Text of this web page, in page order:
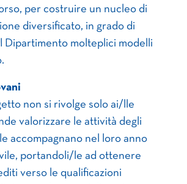
per costruire un nucleo di
diversificato, in grado di
Dipartimento molteplici modelli
non si rivolge solo ai/lle
valorizzare le attività degli
accompagnano nel loro anno
portandoli/le ad ottenere
verso le qualificazioni